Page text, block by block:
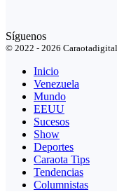
Síguenos
© 2022 - 2026
Inicio
Venezuela
Mundo
EEUU
Sucesos
Show
Deportes
Caraota Tips
Tendencias
Columnistas